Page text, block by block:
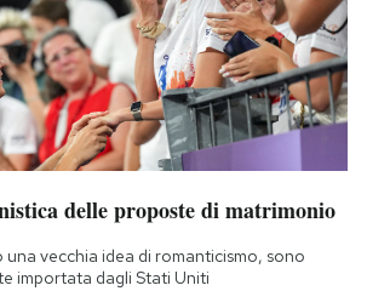
delle proposte di matrimonio
vecchia idea di romanticismo, sono
importata dagli Stati Uniti